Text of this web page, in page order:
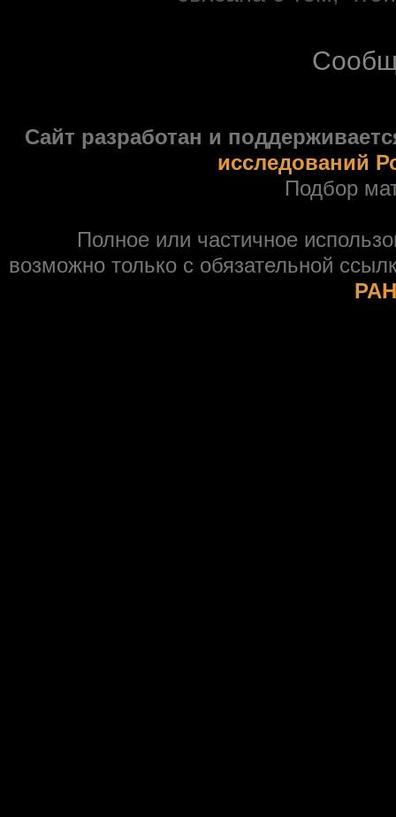
Сайт разработан и
исследований
Подбор
Полное или частичное
возможно только с обязательной